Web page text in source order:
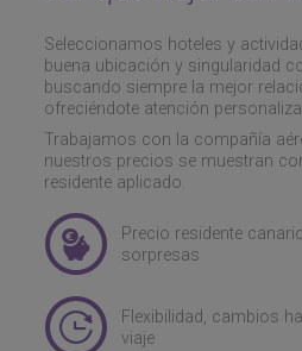
Seleccionamos hoteles y
buena ubicación y singularidad
buscando siempre la mejor
ofreciéndote atención
Trabajamos con la compañía
nuestros precios se muestran
residente aplicado.
Precio residente
sorpresas
Flexibilidad, cambios
viaje